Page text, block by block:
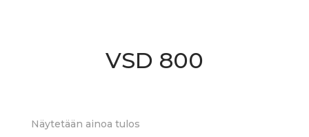
VSD 800
Näytetään ainoa tulos